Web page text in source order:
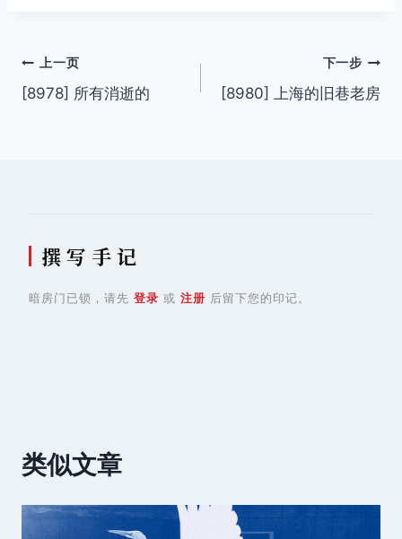
文
章
上一页
[8978] 所有消逝的
下一步
[8980] 上海的旧巷老房
撰 写 手 记
暗房门已锁，请先 登录 或 注册 后留下您的印记。
类似文章